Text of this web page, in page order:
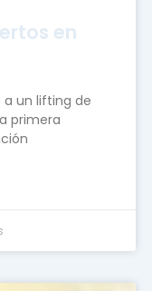
en
un lifting de
primera